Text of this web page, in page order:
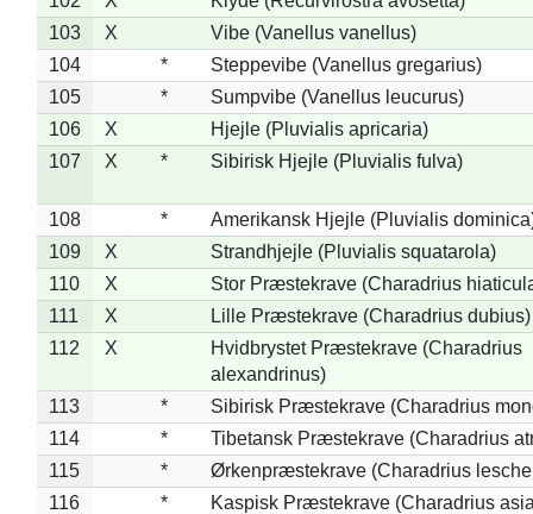
103
X
Vibe (Vanellus vanellus)
104
*
Steppevibe (Vanellus gregarius)
105
*
Sumpvibe (Vanellus leucurus)
106
X
Hjejle (Pluvialis apricaria)
107
X * Sibirisk Hjejle (Pluvialis fulva)
108 *
Amerikansk Hjejle (Pluvialis
109
X
Strandhjejle (Pluvialis squatarola)
110
X
Stor Præstekrave (Charadrius
111
X
Lille Præstekrave (Charadrius dubius)
112
X
Hvidbrystet Præstekrave (Charadrius
alexandrinus)
113
*
Sibirisk Præstekrave (Charadrius
114
*
Tibetansk Præstekrave (Charadrius
115
*
Ørkenpræstekrave (Charadrius
116
*
Kaspisk Præstekrave (Charadrius